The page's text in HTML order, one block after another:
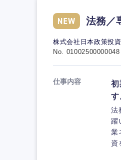
法務／
株式会社日本政策投
No. 01002500000048
仕事内容
初
す
法
躍
業
資